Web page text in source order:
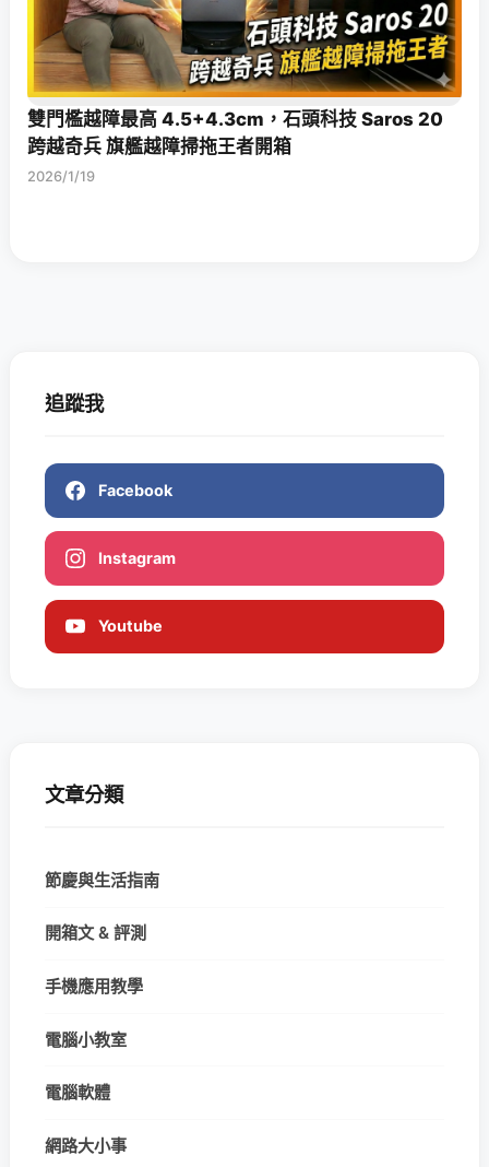
雙門檻越障最高 4.5+4.3cm，石頭科技 Saros 20
跨越奇兵 旗艦越障掃拖王者開箱
2026/1/19
追蹤我
Facebook
Instagram
Youtube
文章分類
節慶與生活指南
開箱文 & 評測
手機應用教學
電腦小教室
電腦軟體
網路大小事